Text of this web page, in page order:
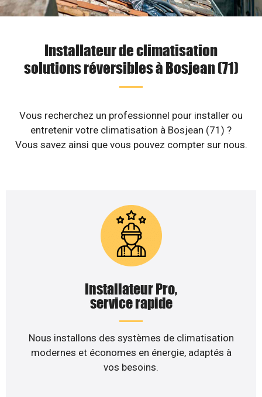
Installateur de climatisation
solutions réversibles à Bosjean (71)
Vous recherchez un professionnel pour installer ou
entretenir votre climatisation à Bosjean (71) ?
Vous savez ainsi que vous pouvez compter sur nous.
Installateur Pro,
service rapide
Nous installons des systèmes de climatisation
modernes et économes en énergie, adaptés à
vos besoins.